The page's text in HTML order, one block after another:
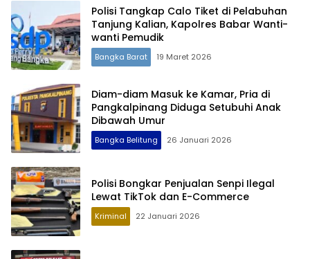
Polisi Tangkap Calo Tiket di Pelabuhan
Tanjung Kalian, Kapolres Babar Wanti-
wanti Pemudik
Bangka Barat 19 Maret 2026
Diam-diam Masuk ke Kamar, Pria di
Pangkalpinang Diduga Setubuhi Anak
Dibawah Umur
Bangka Belitung 26 Januari 2026
Polisi Bongkar Penjualan Senpi Ilegal
Lewat TikTok dan E-Commerce
Kriminal 22 Januari 2026